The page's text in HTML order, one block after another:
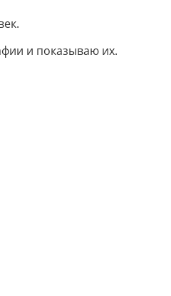
и показываю их.